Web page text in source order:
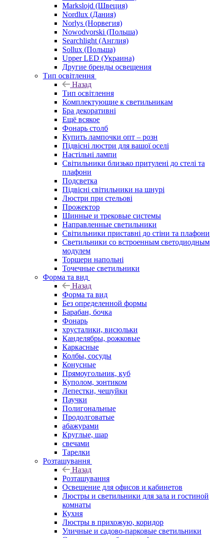
Markslojd (Швеция)
Nordlux (Дания)
Norlys (Норвегия)
Nowodvorski (Польша)
Searchlight (Англия)
Sollux (Польша)
Upper LED (Украина)
Другие бренды освещения
Тип освітлення
Назад
Тип освітлення
Комплектующие к светильникам
Бра декоративні
Ещё всякое
Фонарь столб
Купить лампочки опт – розн
Підвісні люстри для вашої оселі
Настільні лампи
Світильники близько притулені до стелі та
плафони
Подсветка
Підвісні світильники на шнурі
Люстри при стельові
Прожектор
Шинные и трековые системы
Направленные светильники
Світильники приставні до стіни та плафони
Светильники со встроенным светодиодным
модулем
Торшери напольні
Точечные светильники
Форма та вид
Назад
Форма та вид
Без определенной формы
Барабан, бочка
Фонарь
хрусталики, висюльки
Канделябры, рожковые
Каркасные
Колбы, сосуды
Конусные
Прямоугольник, куб
Куполом, зонтиком
Лепестки, чешуйки
Паучки
Полигональные
Продолговатые
абажурами
Круглые, шар
свечами
Тарелки
Розташування
Назад
Розташування
Освещение для офисов и кабинетов
Люстры и светильники для зала и гостиной
комнаты
Кухня
Люстры в прихожую, коридор
Уличные и садово-парковые светильники